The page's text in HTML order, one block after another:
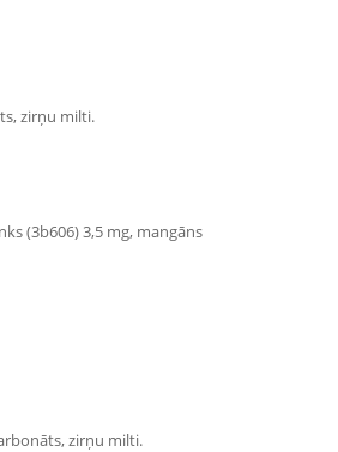
zirņu milti.
(3b606) 3,5 mg, mangāns
zirņu milti.